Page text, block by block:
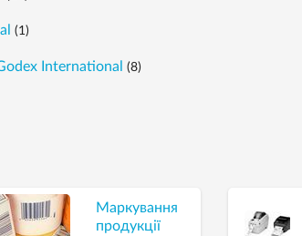
(1)
International (8)
Маркування
продукції